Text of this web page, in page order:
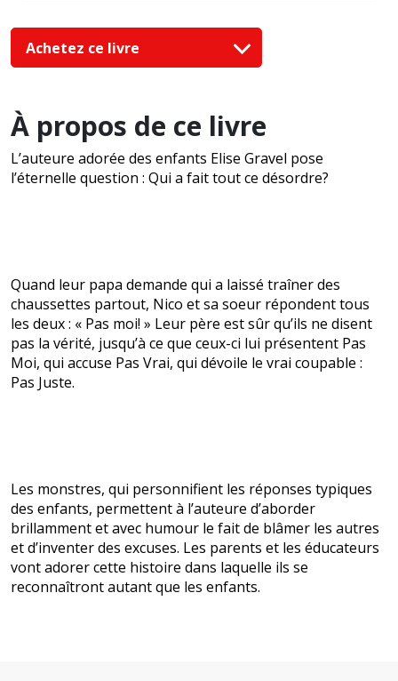
Achetez ce livre
À propos de ce livre
L’auteure adorée des enfants Elise Gravel pose
l’éternelle question : Qui a fait tout ce désordre?
Quand leur papa demande qui a laissé traîner des
chaussettes partout, Nico et sa soeur répondent tous
les deux : « Pas moi! » Leur père est sûr qu’ils ne disent
pas la vérité, jusqu’à ce que ceux-ci lui présentent Pas
Moi, qui accuse Pas Vrai, qui dévoile le vrai coupable :
Pas Juste.
Les monstres, qui personnifient les réponses typiques
des enfants, permettent à l’auteure d’aborder
brillamment et avec humour le fait de blâmer les autres
et d’inventer des excuses. Les parents et les éducateurs
vont adorer cette histoire dans laquelle ils se
reconnaîtront autant que les enfants.